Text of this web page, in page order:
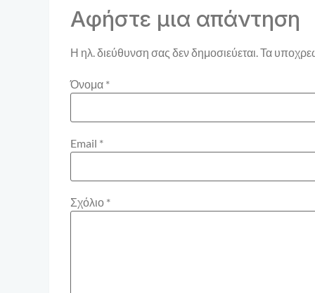
Αφήστε μια απάντηση
Η ηλ. διεύθυνση σας δεν δημοσιεύεται.Τα
Όνομα *
Email *
Σχόλιο *